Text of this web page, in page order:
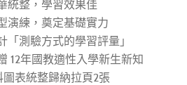
統整，學習效果佳
演練，奠定基礎實力
「測驗方式的學習評量」
12年國教適性入學新生新知
表統整歸納拉頁2張